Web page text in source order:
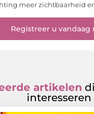
meer zichtbaarheid
Registreer u vandaag
artikelen
interesseren